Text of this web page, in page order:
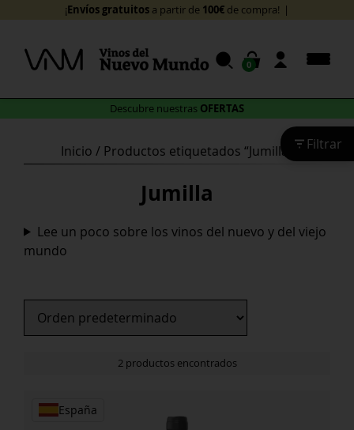
content
Descubre nuestras OFERTAS
¡Envíos gratuitosa partir de100€
0
Inicio / Productos etiquetados “Jumilla”
Jumilla
Lee un poco sobre los vinos del nuevo y del viejo
mundo
2 productos encontrados
España
Filtrar